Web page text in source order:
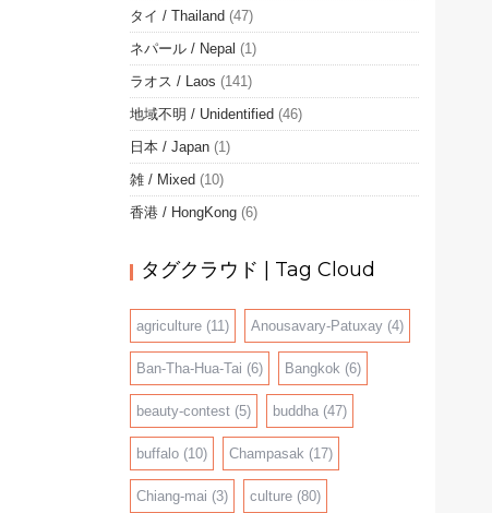
タイ / Thailand (47)
ネパール / Nepal (1)
ラオス / Laos (141)
地域不明 / Unidentified (46)
日本 / Japan (1)
雑 / Mixed (10)
香港 / HongKong (6)
タグクラウド | Tag Cloud
agriculture (11) Anousavary-Patuxay (4)
Ban-Tha-Hua-Tai (6) Bangkok (6)
beauty-contest (5) buddha (47)
buffalo (10) Champasak (17)
Chiang-mai (3) culture (80)